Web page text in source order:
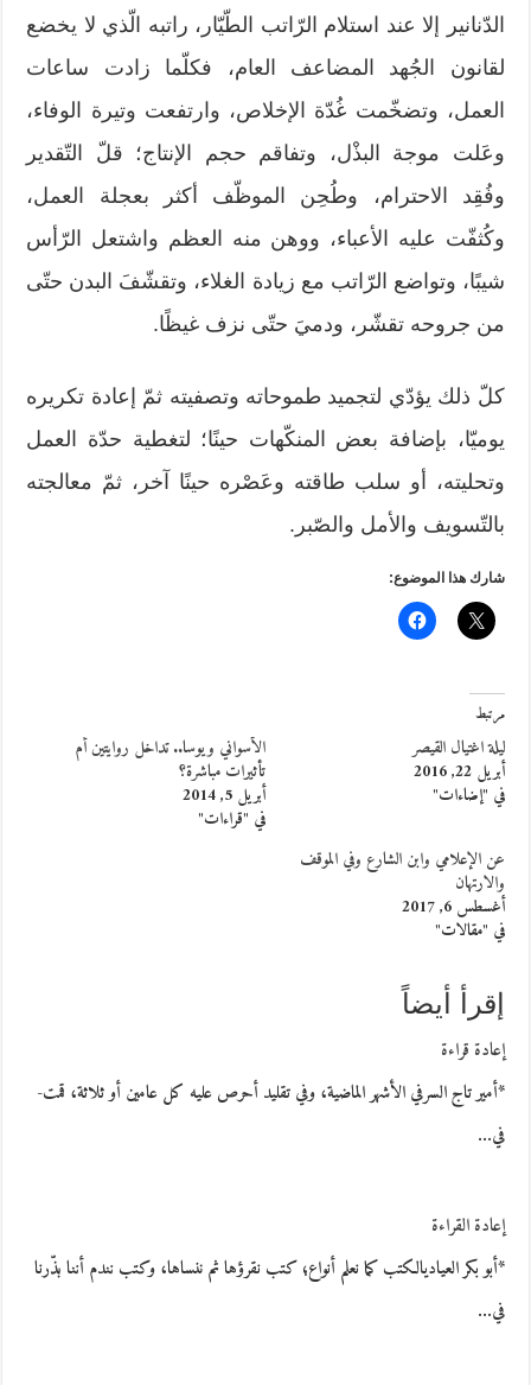
الدّنانير إلا عند استلام الرّاتب الطّيّار، راتبه الّذي لا يخضع
لقانون الجُهد المضاعف العام، فكلّما زادت ساعات
العمل، وتضخّمت غُدّة الإخلاص، وارتفعت وتيرة الوفاء،
وعَلت موجة البذْل، وتفاقم حجم الإنتاج؛ قلّ التّقدير
وفُقِد الاحترام، وطُحِن الموظّف أكثر بعجلة العمل،
وكُثفّت عليه الأعباء، ووهن منه العظم واشتعل الرّأس
شيبًا، وتواضع الرّاتب مع زيادة الغلاء، وتقشّفَ البدن حتّى
من جروحه تقشّر، ودميَ حتّى نزف غيظًا.
كلّ ذلك يؤدّي لتجميد طموحاته وتصفيته ثمّ إعادة تكريره
يوميّا، بإضافة بعض المنكّهات حينًا؛ لتغطية حدّة العمل
وتحليته، أو سلب طاقته وعَصْره حينًا آخر، ثمّ معالجته
بالتّسويف والأمل والصّبر.
شارك هذا الموضوع:
مرتبط
ليلة اغتيال القيصر
أبريل 22, 2016
في "إضاءات"
الأسواني ويوسا.. تداخل روايتين أم
تأثيرات مباشرة؟
أبريل 5, 2014
في "قراءات"
عن الإعلامي وابن الشارع وفي الموقف
والارتهان
أغسطس 6, 2017
في "مقالات"
إقرأ أيضاً
إعادة قراءة
*أمير تاج السرفي الأشهر الماضية، وفي تقليد أحرص عليه كل عامين أو ثلاثة، قمت-
في…
إعادة القراءة
*أبو بكر العياديالكتب كما نعلم أنواع؛ كتب نقرؤها ثم ننساها، وكتب نندم أننا بذّرنا
في…